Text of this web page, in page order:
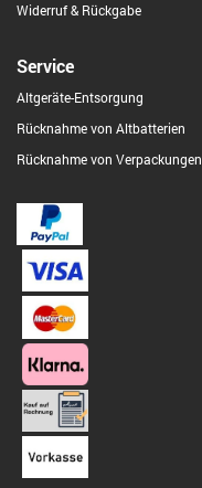
Widerruf & Rückgabe
Service
Altgeräte-Entsorgung
Rücknahme von Altbatterien
Rücknahme von Verpackungen